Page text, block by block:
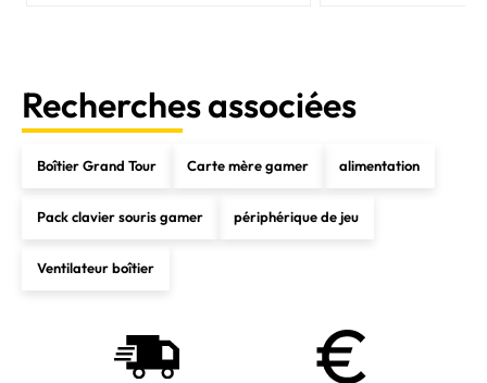
Recherches associées
Boîtier Grand Tour Carte mère gamer alimentation
Pack clavier souris gamer périphérique de jeu
Ventilateur boîtier